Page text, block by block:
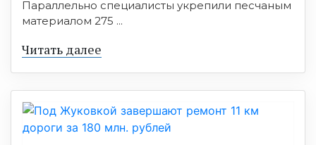
Параллельно специалисты укрепили песчаным
материалом 275 ...
Читать далее